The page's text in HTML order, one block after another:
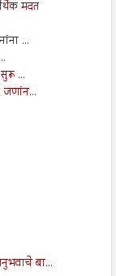
मदत
...
...
बा...